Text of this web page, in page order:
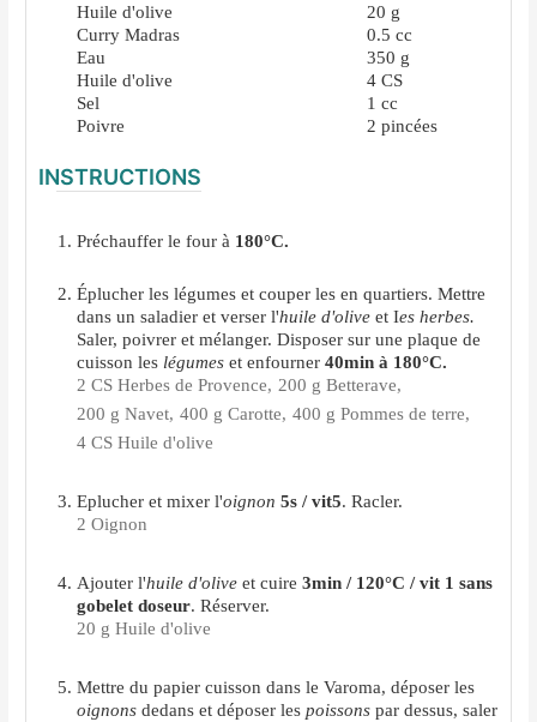
Huile d'olive
20 g
Curry Madras
0.5 cc
Eau
350 g
Huile d'olive
4 CS
Sel
1 cc
Poivre
2 pincées
INSTRUCTIONS
Préchauffer le four à 180°C.
Éplucher les légumes et couper les en quartiers. Mettre
dans un saladier et verser l'huile d'olive et Ies herbes.
Saler, poivrer et mélanger. Disposer sur une plaque de
cuisson les légumes et enfourner40min à 180°C.
2 CS Herbes de Provence, 200 g Betterave,
200 g Navet, 400 g Carotte, 400 g Pommes de terre,
4 CS Huile d'olive
Eplucher et mixer l'oignon 5s / vit5. Racler.
2 Oignon
Ajouter l'huile d'oliveet cuire3min / 120°C / vit 1 sans
gobelet doseur. Réserver.
20 g Huile d'olive
Mettre du papier cuisson dans le Varoma, déposer les
oignonsdedans et déposer les poissonspar dessus, saler